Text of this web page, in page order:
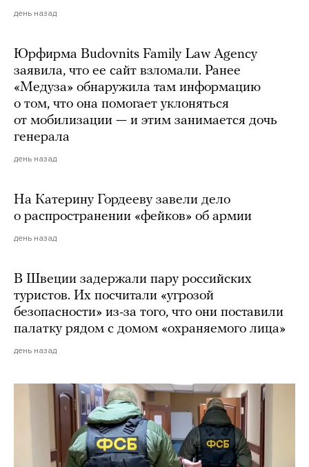
день назад
Юрфирма Budovnits Family Law Agency
заявила, что ее сайт взломали. Ранее
«Медуза» обнаружила там информацию
о том, что она помогает уклоняться
от мобилизации — и этим занимается дочь
генерала
день назад
На Катерину Гордееву завели дело
о распространении «фейков» об армии
день назад
В Швеции задержали пару российских
туристов. Их посчитали «угрозой
безопасности» из-за того, что они поставили
палатку рядом с домом «охраняемого лица»
день назад